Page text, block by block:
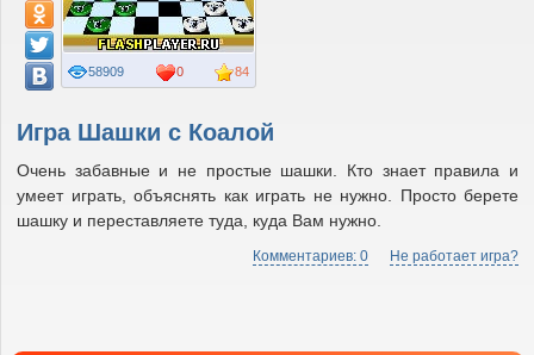
Игра Шашки с Коалой
Очень забавные и не простые шашки. Кто знает правила и
умеет играть, объяснять как играть не нужно. Просто берете
шашку и переставляете туда, куда Вам нужно.
Комментариев: 0 Не работает игра?
84
58909 0